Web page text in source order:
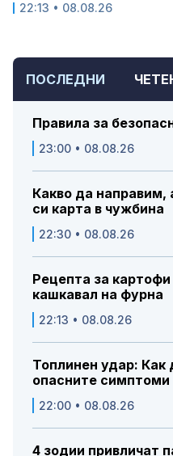
ПОСЛЕДНИ
Правила за
23:00 • 08.08.26
Какво да направим,
си карта в чужбина
22:30 • 08.08.26
Рецепта за
кашкавал на фурна
22:13 • 08.08.26
Топлинен удар: Как
опасните симптоми
22:00 • 08.08.26
4 зодии привличат
22:13 • 08.08.26